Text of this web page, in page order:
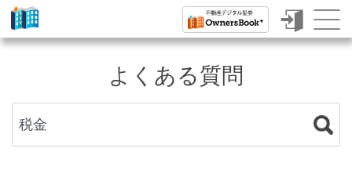
ク
ド
フ
よくある質問